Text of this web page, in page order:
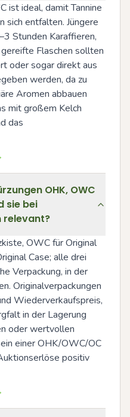
ist ideal, damit Tannine
sich entfalten. Jüngere
Stunden Karaffieren,
Flaschen sollten
oder sogar direkt aus
werden, da zu
Aromen abbauen
mit großem Kelch
das
OHK, OWC
sie bei
relevant?
OWC für Original
Case; alle drei
Verpackung, in der
Originalverpackungen
Wiederverkaufspreis,
in der Lagerung
oder wertvollen
einer OHK/OWC/OC
positiv